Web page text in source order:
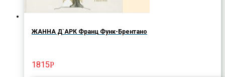
ЖАННА Д`АРК Франц Функ-Брентано
1815Р